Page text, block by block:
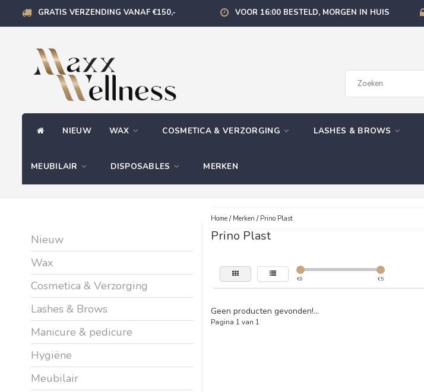
GRATIS VERZENDING VANAF €150,- VOOR 16:00 BESTELD, MORGEN IN HUIS
NIEUW WAX COSMETICA & VERZORGING LASHES & BROWS
MEUBILAIR DISPOSABLES MERKEN
Nieuw
Wax
Cosmetica & Verzorging
Lashes & Brows
Manicure & pedicure
Hygiëne
Meubilair
Home/ Merken / Prino Plast
Prino Plast
€0 €5
Geen producten gevonden!...
Pagina 1 van 1